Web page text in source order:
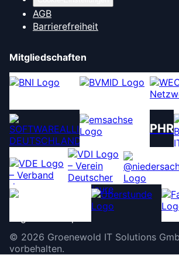
AGB
Barrierefreiheit
Mitgliedschaften
PHR
© 2026 Groenewold IT Solutions
vorbehalten.